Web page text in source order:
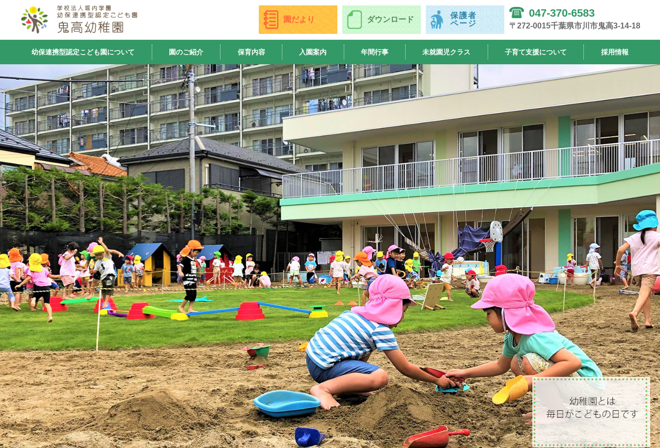
園だより ダウンロード
保護者
ページ
047-370-6583
〒272-0015千葉県市川市鬼高3-14-18
幼保連携型認定こども園について 園のご紹介 保育内容 入園案内 年間行事 未就園児クラス 子育て支援について 採用情報